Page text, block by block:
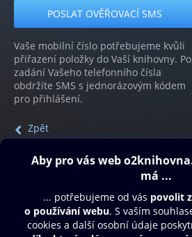
Vaše mobilní číslo potřebujeme kvůli
přiřazení položky do Vaší knihovny. Po
zadání Vašeho telefonního čísla
obdržíte SMS s jednorázovým kódem
pro přihlášení.
Zpět
Obsah ke stažení
Moje O2 Knihovna